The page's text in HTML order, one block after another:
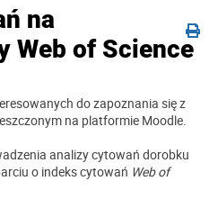
na
Web of Science
do zapoznania się z
na platformie Moodle.
analizy cytowań dorobku
o indeks cytowań Web of